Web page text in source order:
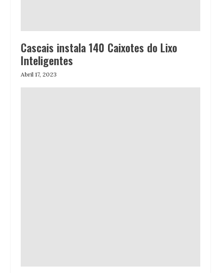
Cascais instala 140 Caixotes do Lixo
Inteligentes
Abril 17, 2023